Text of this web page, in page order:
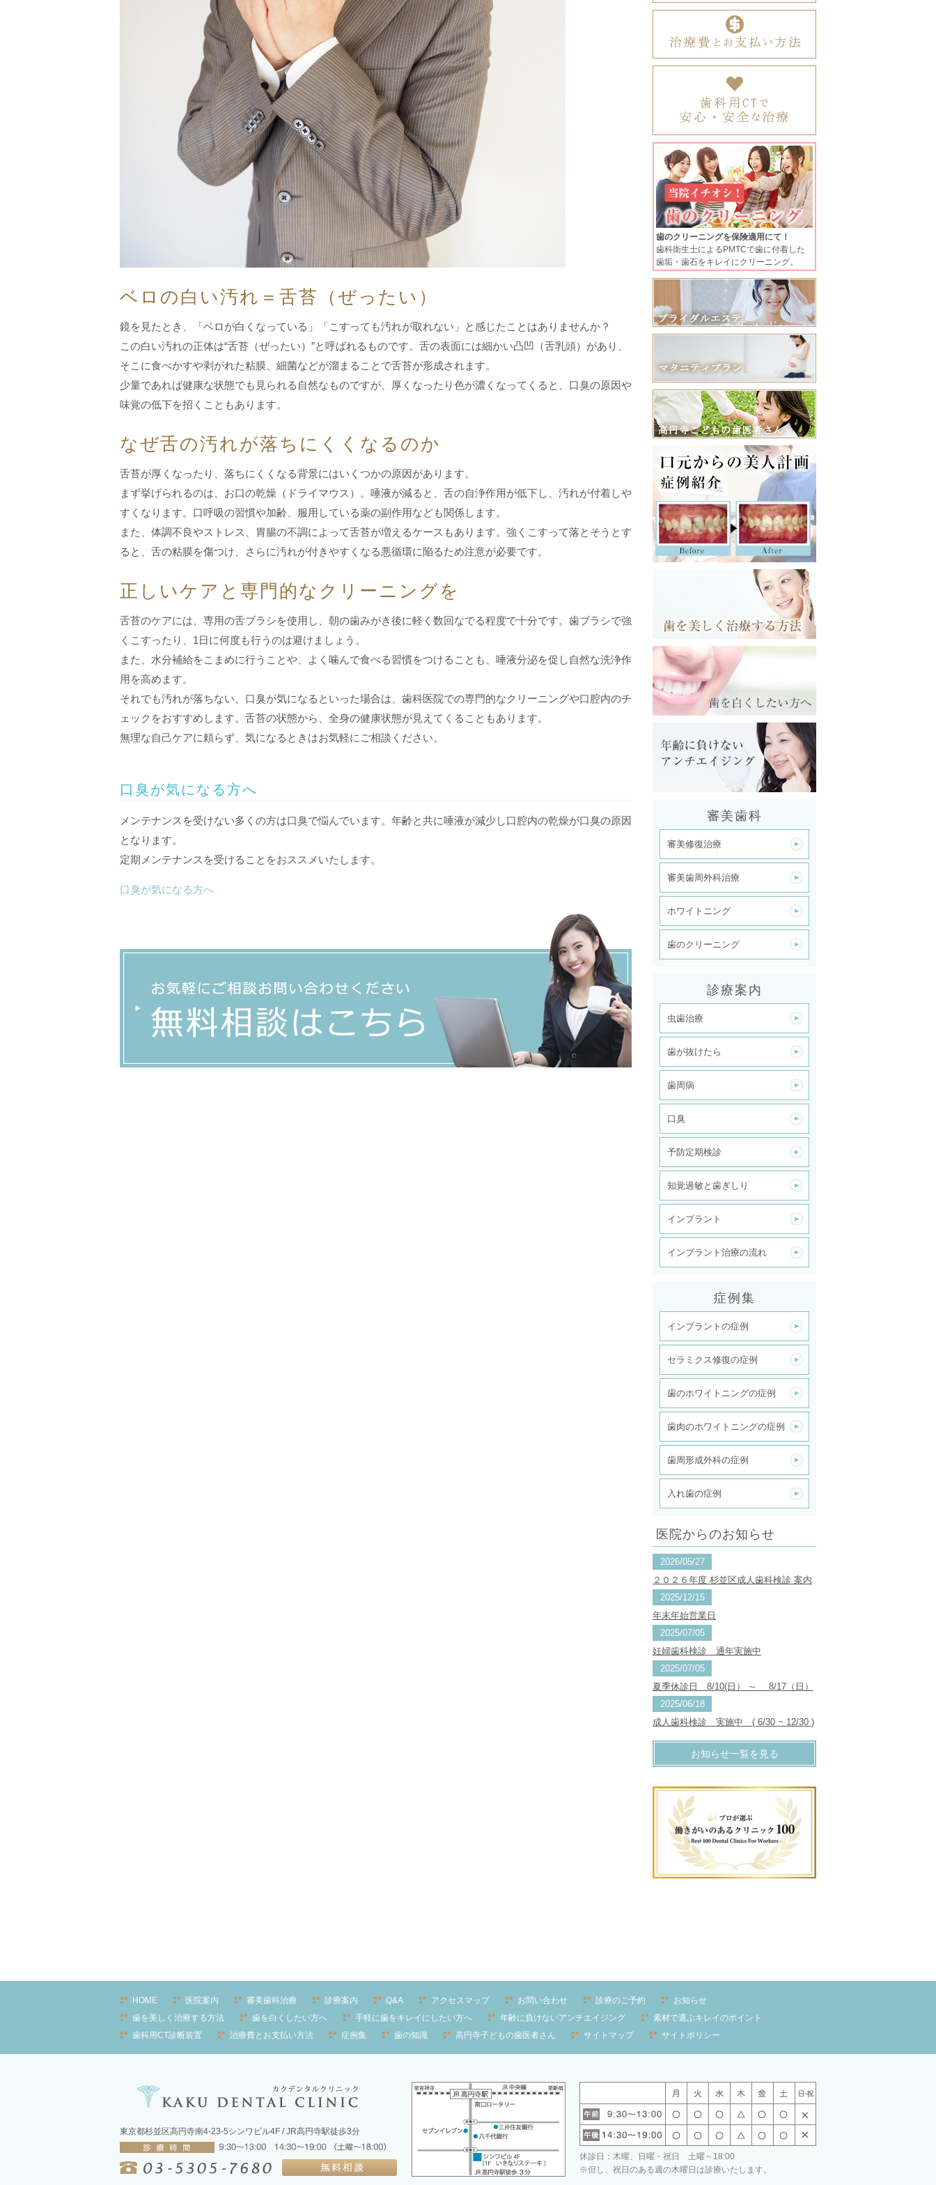
ベロの白い汚れ＝舌苔（ぜったい）
鏡を見たとき、「ベロが白くなっている」「こすっても汚れが取れない」と感じたことはありませんか？
この白い汚れの正体は“舌苔（ぜったい）”と呼ばれるものです。舌の表面には細かい凸凹（舌乳頭）があり、
そこに食べかすや剥がれた粘膜、細菌などが溜まることで舌苔が形成されます。
少量であれば健康な状態でも見られる自然なものですが、厚くなったり色が濃くなってくると、口臭の原因や
味覚の低下を招くこともあります。
なぜ舌の汚れが落ちにくくなるのか
舌苔が厚くなったり、落ちにくくなる背景にはいくつかの原因があります。
まず挙げられるのは、お口の乾燥（ドライマウス）。唾液が減ると、舌の自浄作用が低下し、汚れが付着しや
すくなります。口呼吸の習慣や加齢、服用している薬の副作用なども関係します。
また、体調不良やストレス、胃腸の不調によって舌苔が増えるケースもあります。強くこすって落とそうとす
ると、舌の粘膜を傷つけ、さらに汚れが付きやすくなる悪循環に陥るため注意が必要です。
正しいケアと専門的なクリーニングを
舌苔のケアには、専用の舌ブラシを使用し、朝の歯みがき後に軽く数回なでる程度で十分です。歯ブラシで強
くこすったり、1日に何度も行うのは避けましょう。
また、水分補給をこまめに行うことや、よく噛んで食べる習慣をつけることも、唾液分泌を促し自然な洗浄作
用を高めます。
それでも汚れが落ちない、口臭が気になるといった場合は、歯科医院での専門的なクリーニングや口腔内のチ
ェックをおすすめします。舌苔の状態から、全身の健康状態が見えてくることもあります。
無理な自己ケアに頼らず、気になるときはお気軽にご相談ください。
口臭が気になる方へ
メンテナンスを受けない多くの方は口臭で悩んでいます。年齢と共に唾液が減少し口腔内の乾燥が口臭の原因
となります。
定期メンテナンスを受けることをおススメいたします。
口臭が気になる方へ
歯のクリーニングを保険適用にて！
歯科衛生士によるPMTCで歯に付着した
歯垢・歯石をキレイにクリーニング。
審美歯科
審美修復治療
審美歯周外科治療
ホワイトニング
歯のクリーニング
診療案内
虫歯治療
歯が抜けたら
歯周病
口臭
予防定期検診
知覚過敏と歯ぎしり
インプラント
インプラント治療の流れ
症例集
インプラントの症例
セラミクス修復の症例
歯のホワイトニングの症例
歯肉のホワイトニングの症例
歯周形成外科の症例
入れ歯の症例
医院からのお知らせ
2026/05/27
２０２６年度 杉並区成人歯科検診 案内
2025/12/15
年末年始営業日
2025/07/05
妊婦歯科検診 通年実施中
2025/07/05
夏季休診日 8/10(日） ～ 8/17（日）
2025/06/18
成人歯科検診 実施中 ( 6/30 ~ 12/30 )
お知らせ一覧を見る
HOME 医院案内 審美歯科治療 診療案内 Q&A アクセスマップ お問い合わせ 診療のご予約
お知らせ
歯を美しく治療する方法
歯を白くしたい方へ 手軽に歯をキレイにしたい方へ 年齢に負けないアンチエイジング
素材で選ぶキレイのポイント
歯科用CT診断装置
治療費とお支払い方法 症例集 歯の知識 高円寺子どもの歯医者さん サイトマップ サイトポリシー
東京都杉並区高円寺南4-23-5シンワビル4F / JR高円寺駅徒歩3分
休診日：木曜、日曜・祝日 土曜～18:00
※但し、祝日のある週の木曜日は診療いたします。